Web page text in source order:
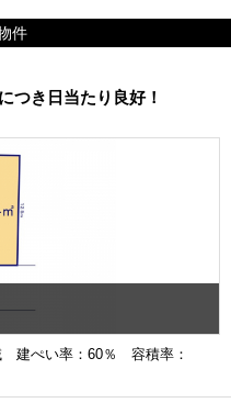
件
き日当たり良好！
建ぺい率：60％ 容積率：